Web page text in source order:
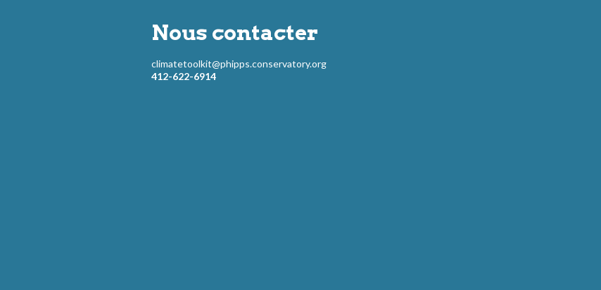
Nous contacter
climatetoolkit@phipps.conservatory.org
412-622-6914